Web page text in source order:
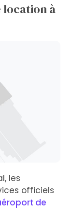
location à
les
officiels
de